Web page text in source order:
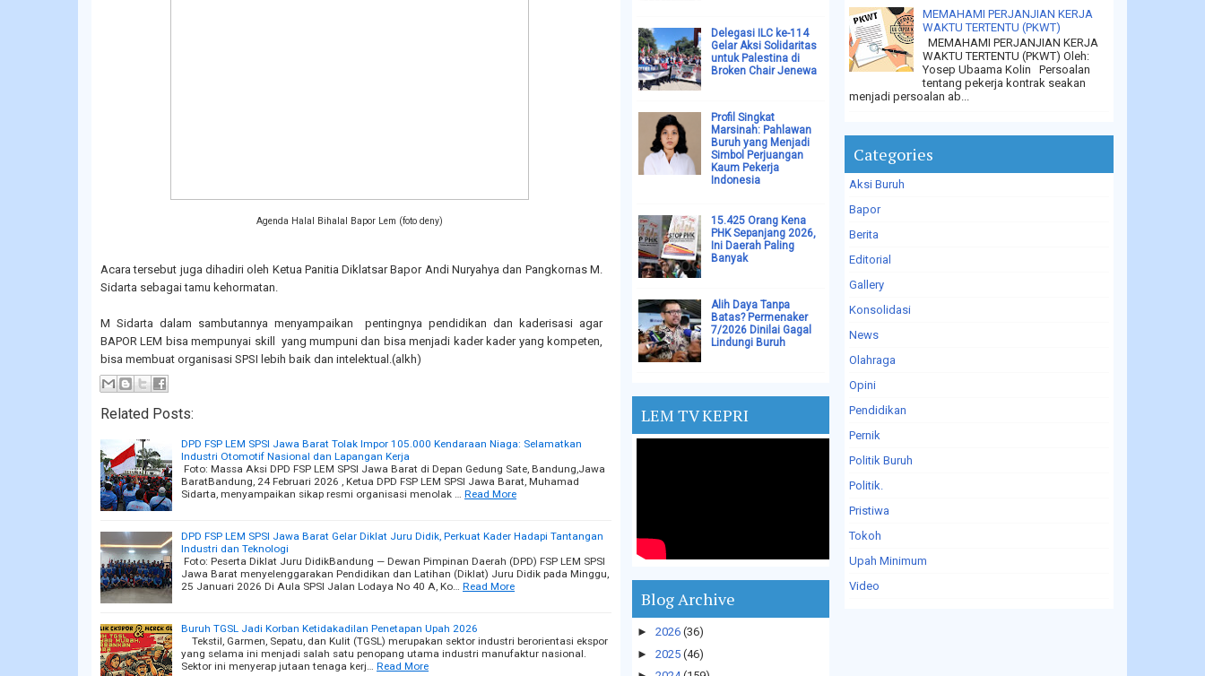
Agenda Halal Bihalal Bapor Lem (foto deny)
Acara tersebut juga dihadiri oleh Ketua Panitia Diklatsar Bapor Andi Nuryahya dan Pangkornas M.
Sidarta sebagai tamu kehormatan.
M Sidarta dalam sambutannya menyampaikan pentingnya pendidikan dan kaderisasi agar
BAPOR LEM bisa mempunyai skill yang mumpuni dan bisa menjadi kader kader yang kompeten,
bisa membuat organisasi SPSI lebih baik dan intelektual.(alkh)
Related Posts:
DPD FSP LEM SPSI Jawa Barat Tolak Impor 105.000 Kendaraan Niaga: Selamatkan
Industri Otomotif Nasional dan Lapangan Kerja
Foto: Massa Aksi DPD FSP LEM SPSI Jawa Barat di Depan Gedung Sate, Bandung,Jawa
BaratBandung, 24 Februari 2026 , Ketua DPD FSP LEM SPSI Jawa Barat, Muhamad
Sidarta, menyampaikan sikap resmi organisasi menolak …
Read More
DPD FSP LEM SPSI Jawa Barat Gelar Diklat Juru Didik, Perkuat Kader Hadapi Tantangan
Industri dan Teknologi
Foto: Peserta Diklat Juru DidikBandung — Dewan Pimpinan Daerah (DPD) FSP LEM SPSI
Jawa Barat menyelenggarakan Pendidikan dan Latihan (Diklat) Juru Didik pada Minggu,
25 Januari 2026 Di Aula SPSI Jalan Lodaya No 40 A, Ko…
Read More
Buruh TGSL Jadi Korban Ketidakadilan Penetapan Upah 2026
Tekstil, Garmen, Sepatu, dan Kulit (TGSL) merupakan sektor industri berorientasi ekspor
yang selama ini menjadi salah satu penopang utama industri manufaktur nasional.
Sektor ini menyerap jutaan tenaga kerj…
Read More
Delegasi ILC ke-114
Gelar Aksi Solidaritas
untuk Palestina di
Broken Chair Jenewa
Profil Singkat
Marsinah: Pahlawan
Buruh yang Menjadi
Simbol Perjuangan
Kaum Pekerja
Indonesia
15.425 Orang Kena
PHK Sepanjang 2026,
Ini Daerah Paling
Banyak
Alih Daya Tanpa
Batas? Permenaker
7/2026 Dinilai Gagal
Lindungi Buruh
LEM TV KEPRI
Blog Archive
► 2026 (36)
► 2025 (46)
MEMAHAMI PERJANJIAN KERJA
WAKTU TERTENTU (PKWT)
MEMAHAMI PERJANJIAN KERJA
WAKTU TERTENTU (PKWT) Oleh:
Yosep Ubaama Kolin Persoalan
tentang pekerja kontrak seakan
menjadi persoalan ab...
Categories
Aksi Buruh
Bapor
Berita
Editorial
Gallery
Konsolidasi
News
Olahraga
Opini
Pendidikan
Pernik
Politik Buruh
Politik.
Pristiwa
Tokoh
Upah Minimum
Video